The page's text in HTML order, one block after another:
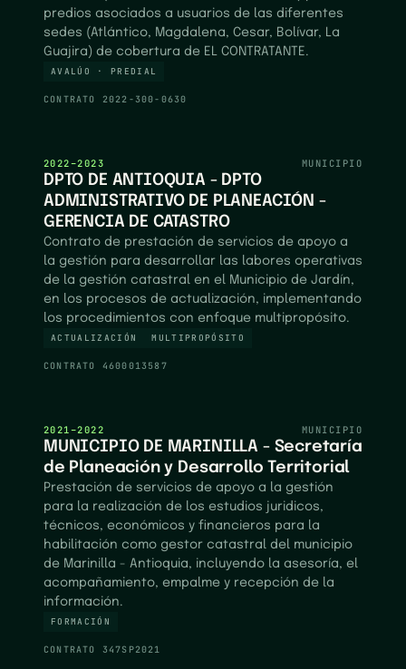
predios asociados a usuarios de las diferentes
sedes (Atlántico, Magdalena, Cesar, Bolívar, La
Guajira) de cobertura de EL CONTRATANTE.
AVALÚO · PREDIAL
CONTRATO 2022-300-0630
2022–2023 MUNICIPIO
DPTO DE ANTIOQUIA - DPTO
ADMINISTRATIVO DE PLANEACIÓN -
GERENCIA DE CATASTRO
Contrato de prestación de servicios de apoyo a
la gestión para desarrollar las labores operativas
de la gestión catastral en el Municipio de Jardín,
en los procesos de actualización, implementando
los procedimientos con enfoque multipropósito.
ACTUALIZACIÓN MULTIPROPÓSITO
CONTRATO 4600013587
2021–2022 MUNICIPIO
MUNICIPIO DE MARINILLA - Secretaría
de Planeación y Desarrollo Territorial
Prestación de servicios de apoyo a la gestión
para la realización de los estudios juridicos,
técnicos, económicos y financieros para la
habilitación como gestor catastral del municipio
de Marinilla - Antioquia, incluyendo la asesoría, el
acompañamiento, empalme y recepción de la
información.
FORMACIÓN
CONTRATO 347SP2021